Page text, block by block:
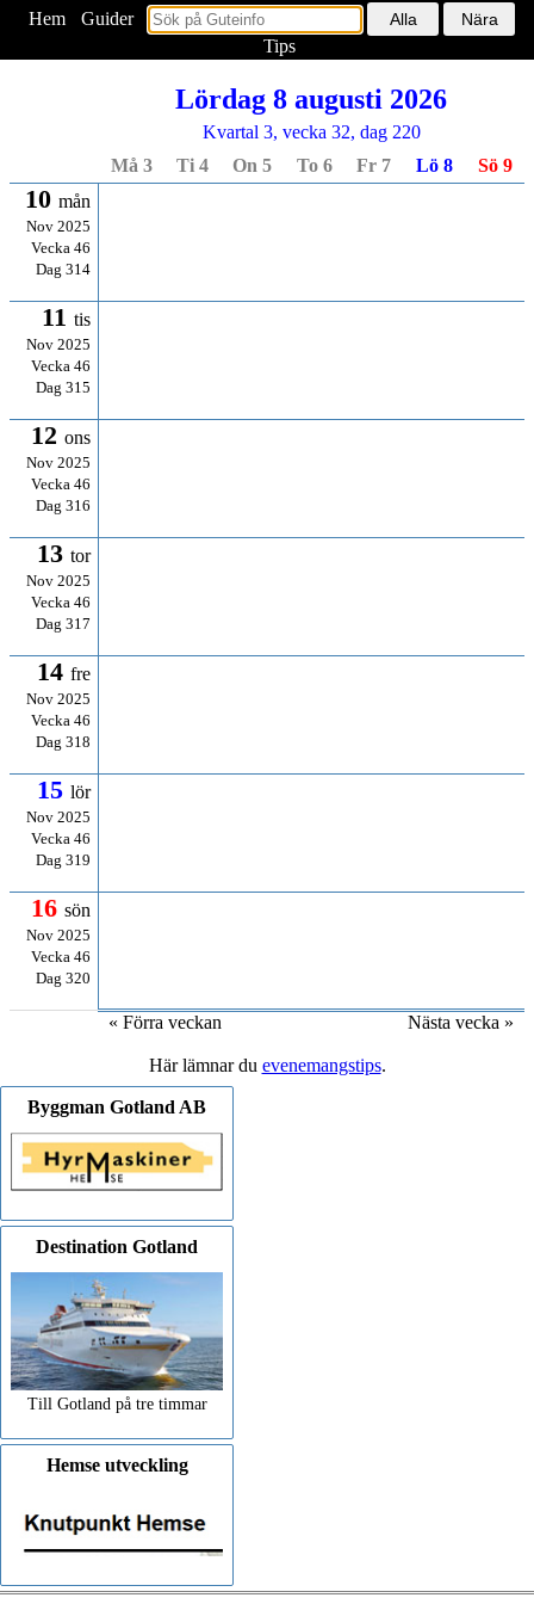
Hem
Guider
Tips
Lördag 8 augusti 2026
Kvartal 3, vecka 32, dag 220
Må 3
Ti 4 On 5 To 6 Fr 7 Lö 8 Sö 9
10 mån
Nov 2025
Vecka 46
Dag 314
11 tis
Nov 2025
Vecka 46
Dag 315
12 ons
Nov 2025
Vecka 46
Dag 316
13 tor
Nov 2025
Vecka 46
Dag 317
14 fre
Nov 2025
Vecka 46
Dag 318
15 lör
Nov 2025
Vecka 46
Dag 319
16 sön
Nov 2025
Vecka 46
Dag 320
« Förra veckan Nästa vecka »
Här lämnar du evenemangstips.
Byggman Gotland AB
Destination Gotland
Till Gotland på tre timmar
Hemse utveckling